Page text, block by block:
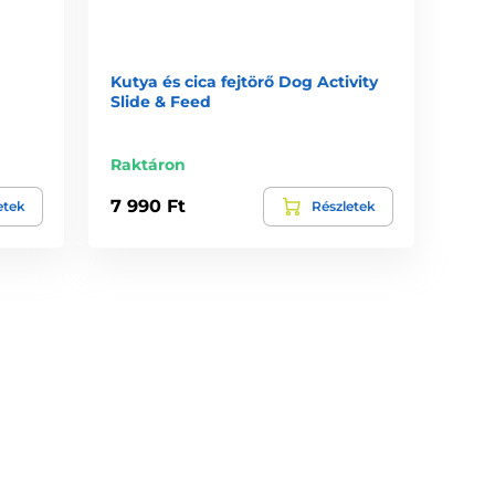
Kutya és cica fejtörő Dog Activity
Slide & Feed
Raktáron
7 990 Ft Részletek